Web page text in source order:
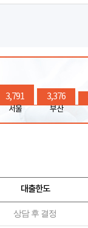
3,791
서울
3,376
부산
대출한도
상담 후 결정